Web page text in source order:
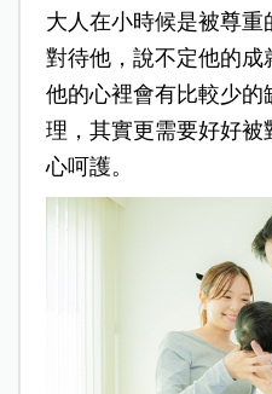
大人在小時候是被尊
對待他，說不定他的
他的心裡會有比較少的
理，其實更需要好好
心呵護。